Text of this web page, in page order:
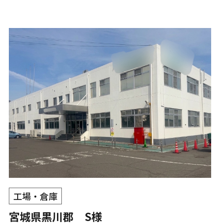
工場・倉庫
宮城県黒川郡 S様